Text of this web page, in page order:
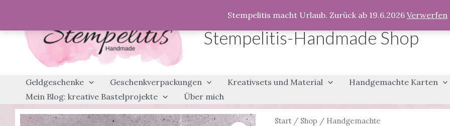
Stempelitis macht Urlaub. Zurück ab 19.6.2026 Verwerfen
springen
Stempelitis-Handmade Shop
Geldgeschenke Geschenkverpackungen Kreativsets und Material
Handgemachte Karten
Mein Blog: kreative Bastelprojekte
Über mich
Start/ Shop / Handgemachte